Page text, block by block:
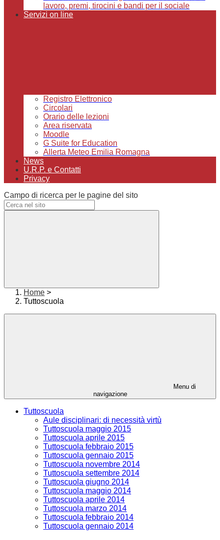
lavoro, premi, tirocini e bandi per il sociale
Servizi on line
Registro Elettronico
Circolari
Orario delle lezioni
Area riservata
Moodle
G Suite for Education
Allerta Meteo Emilia Romagna
News
U.R.P. e Contatti
Privacy
Campo di ricerca per le pagine del sito
Home >
Tuttoscuola
Menu di
navigazione
Tuttoscuola
Aule disciplinari: di necessità virtù
Tuttoscuola maggio 2015
Tuttoscuola aprile 2015
Tuttoscuola febbraio 2015
Tuttoscuola gennaio 2015
Tuttoscuola novembre 2014
Tuttoscuola settembre 2014
Tuttoscuola giugno 2014
Tuttoscuola maggio 2014
Tuttoscuola aprile 2014
Tuttoscuola marzo 2014
Tuttoscuola febbraio 2014
Tuttoscuola gennaio 2014